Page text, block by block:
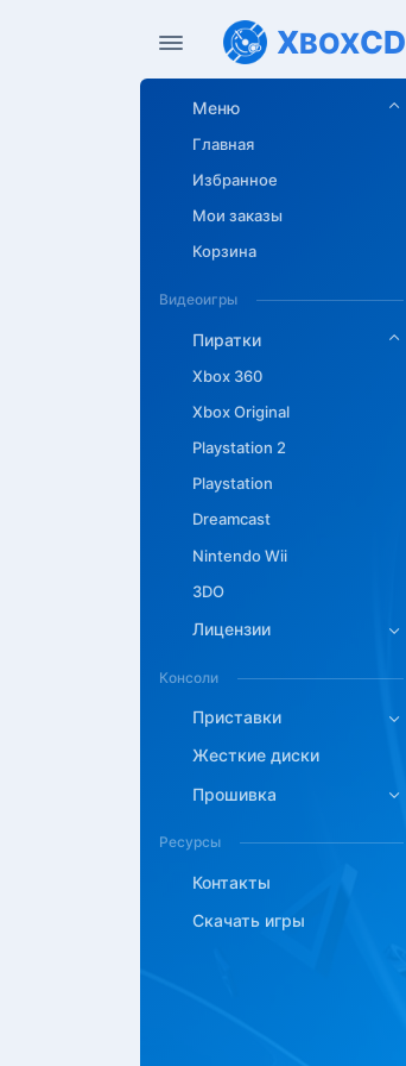
XBOXCD
Меню
Главная
Избранное
Мои заказы
Корзина
Видеоигры
Пиратки
Xbox 360
Xbox Original
Playstation 2
Playstation
Dreamcast
Nintendo Wii
3DO
Лицензии
Консоли
Приставки
Жесткие диски
Прошивка
Ресурсы
Контакты
Скачать игры